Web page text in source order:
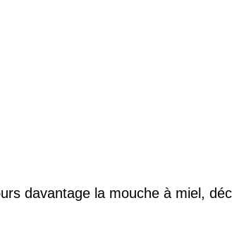
davantage la mouche à miel,